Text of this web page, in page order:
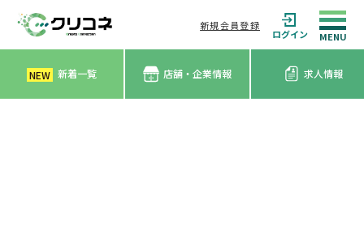
新規会員登録
ログイン
NEW 新着一覧 店舗・企業情報 求人情報